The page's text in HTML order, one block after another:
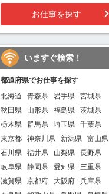
お仕事を探す
いますぐ検索！
都道府県でお仕事を探す
北海道
青森県 岩手県
宮城県
秋田県
山形県 福島県
茨城県
栃木県
群馬県 埼玉県
千葉県
東京都
神奈川県 新潟県
富山県
石川県
福井県 山梨県
長野県
岐阜県
静岡県 愛知県
三重県
滋賀県
京都府 大阪府
兵庫県